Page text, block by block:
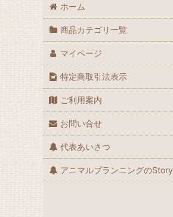
冷凍餌 (全商品)
冷凍ウズラ
冷凍ヒヨコ
冷凍ラット
冷凍昆虫
ホーム
商品カテゴリ一覧
マイページ
特定商取引法表示
ご利用案内
お問い合せ
代表あいさつ
アニマルプランニングのStory